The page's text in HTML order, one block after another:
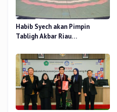
Habib Syech akan Pimpin
Tabligh Akbar Riau
Nur, Besok